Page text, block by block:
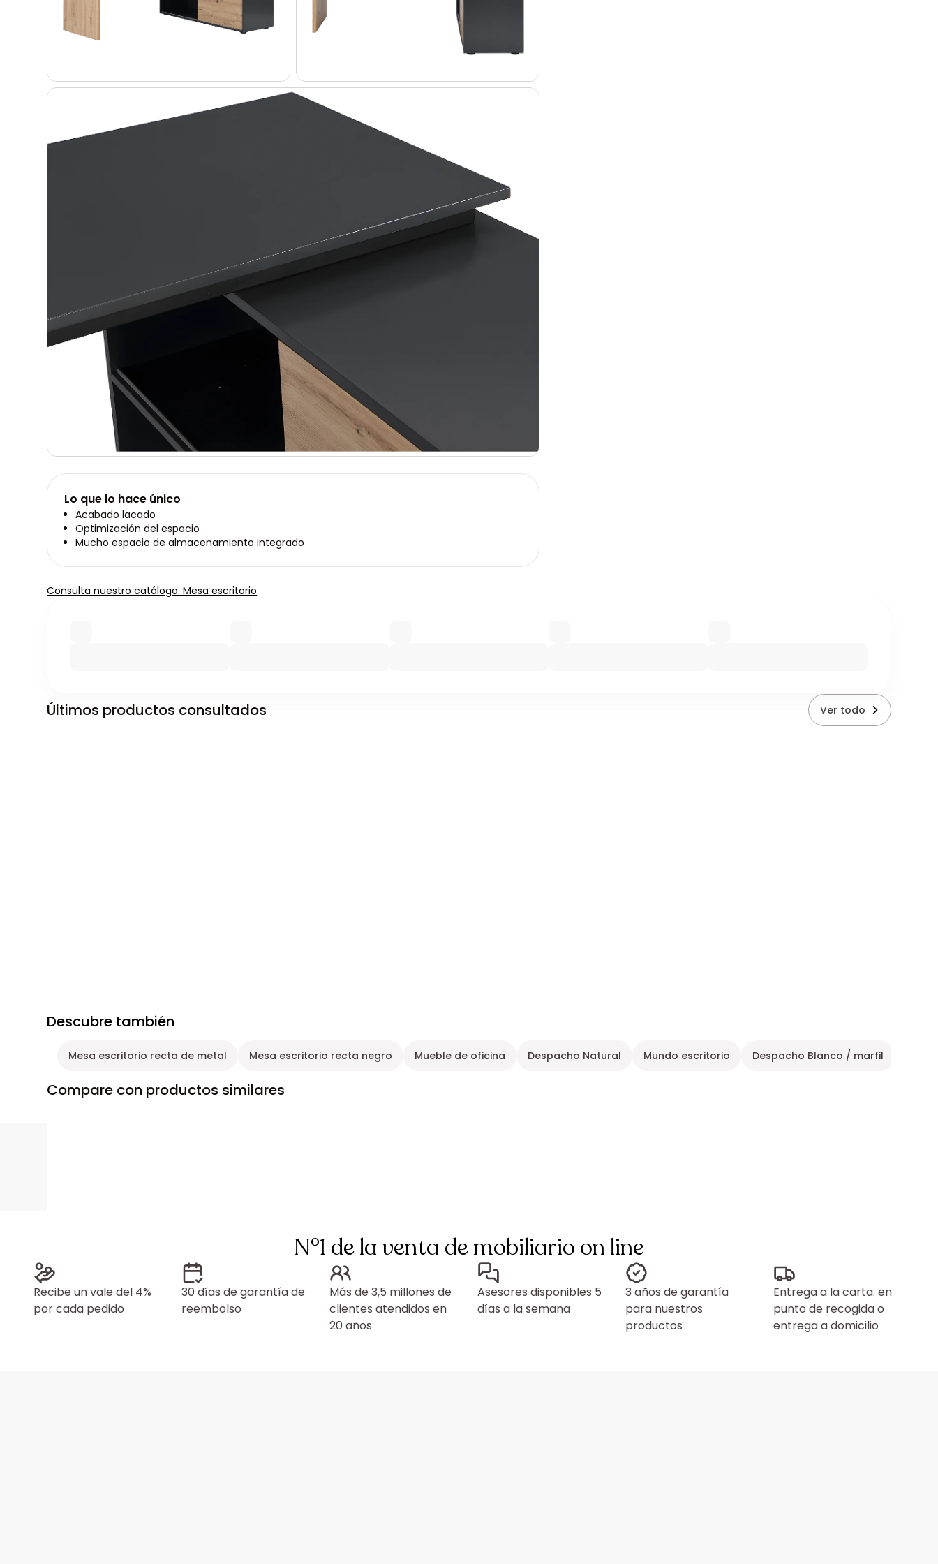
Lo que lo hace único
Acabado lacado
Optimización del espacio
Mucho espacio de almacenamiento integrado
Consulta nuestro catálogo: Mesa escritorio
Últimos productos consultados Ver todo
Descubre también
Mesa escritorio recta de metal Mesa escritorio recta negro Mueble de oficina Despacho Natural Mundo escritorio Despacho Blanco / marfil
Compare con productos similares
N°1 de la venta de mobiliario on line
Recibe un vale del 4%
por cada pedido
30 días de garantía de
reembolso
Más de 3,5 millones de
clientes atendidos en
20 años
Asesores disponibles 5
días a la semana
3 años de garantía
para nuestros
productos
Entrega a la carta: en
punto de recogida o
entrega a domicilio